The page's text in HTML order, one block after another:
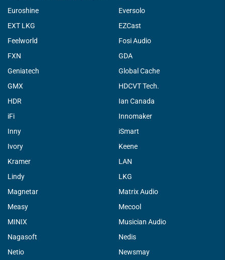
Euroshine
Eversolo
EXT LKG
EZCast
Feelworld
Fosi Audio
FXN
GDA
Geniatech
Global Cache
GMX
HDCVT Tech.
HDR
Ian Canada
iFi
Innomaker
Inny
iSmart
Ivory
Keene
Kramer
LAN
Lindy
LKG
Magnetar
Matrix Audio
Measy
Mecool
MINIX
Musician Audio
Nagasoft
Nedis
Netio
Newsmay